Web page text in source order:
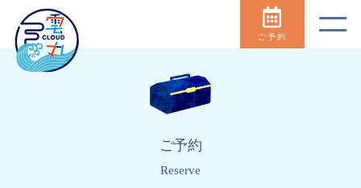
ご予約
ご予約
Reserve